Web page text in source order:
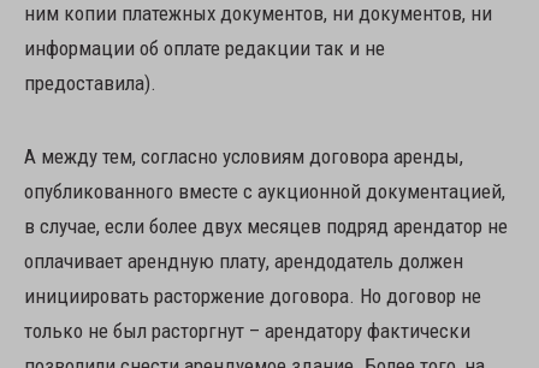
ним копии платежных документов, ни документов, ни
информации об оплате редакции так и не
предоставила).
А между тем, согласно условиям договора аренды,
опубликованного вместе с аукционной документацией,
в случае, если более двух месяцев подряд арендатор не
оплачивает арендную плату, арендодатель должен
инициировать расторжение договора. Но договор не
только не был расторгнут – арендатору фактически